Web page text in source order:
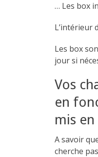
… Les box
L’intérieur
Les box
jour si
Vos
en
mis
A savoir
cherche